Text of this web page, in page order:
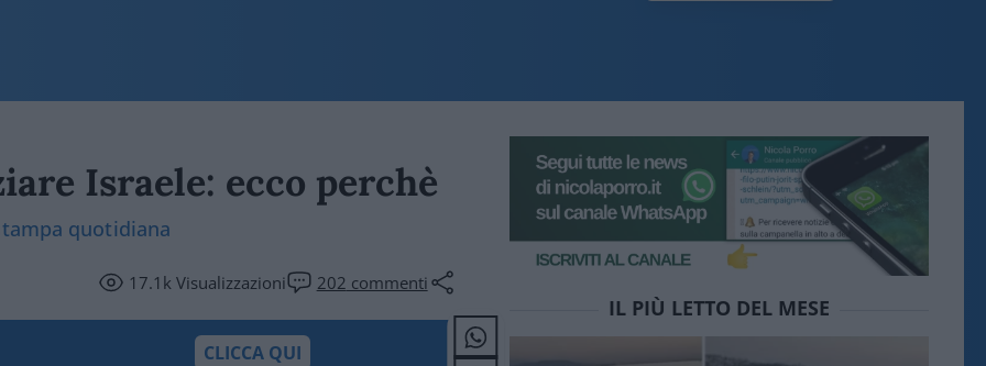
Israele: ecco perchè
quotidiana
17.1kVisualizzazioni 202 commenti
CLICCA QUI
IL PIÙ LETTO DEL MESE